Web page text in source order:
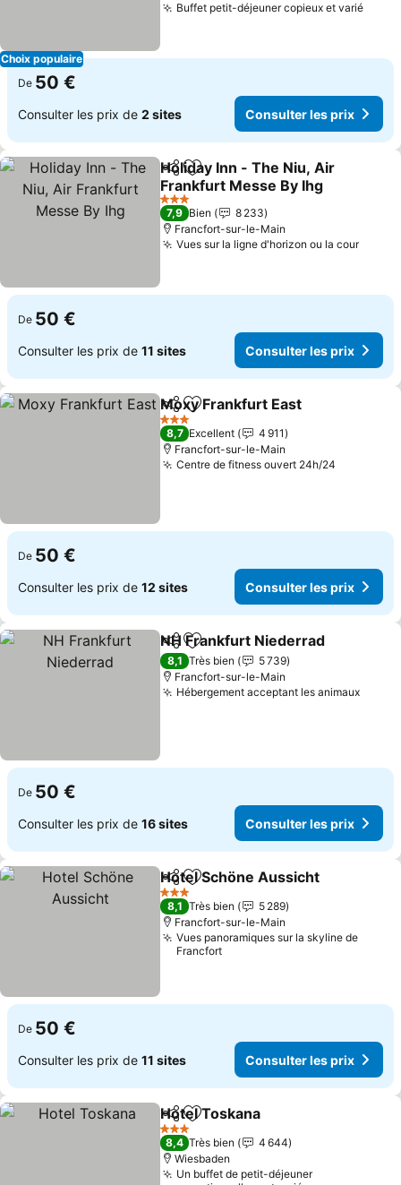
Choix populaire
Buffet petit-déjeuner copieux et varié
De 50 €
Consulter les prix de 2 sites Consulter les prix
PartagerAjouter à mes favoris
Holiday Inn - The Niu, Air
Frankfurt Messe By Ihg
Consulter les prix
3 Étoiles
7,9 Bien
8 233
Francfort-sur-le-Main
Vues sur la ligne d'horizon ou la cour
De 50 €
Consulter les prix de 11 sites Consulter les prix
PartagerAjouter à mes favoris
Moxy Frankfurt East
3 Étoiles
8,7 Excellent
4 911
Francfort-sur-le-Main
Centre de fitness ouvert 24h/24
De 50 €
Consulter les prix de 12 sites Consulter les prix
PartagerAjouter à mes favoris
NH Frankfurt Niederrad
8,1 Très bien
5 739
Francfort-sur-le-Main
Hébergement acceptant les animaux
De 50 €
Consulter les prix de 16 sites Consulter les prix
PartagerAjouter à mes favoris
Hotel Schöne Aussicht
3 Étoiles
8,1 Très bien
5 289
Francfort-sur-le-Main
Vues panoramiques sur la skyline de
Francfort
De 50 €
Consulter les prix de 11 sites Consulter les prix
PartagerAjouter à mes favoris
Hotel Toskana
3 Étoiles
8,4 Très bien
4 644
Wiesbaden
Un buffet de petit-déjeuner